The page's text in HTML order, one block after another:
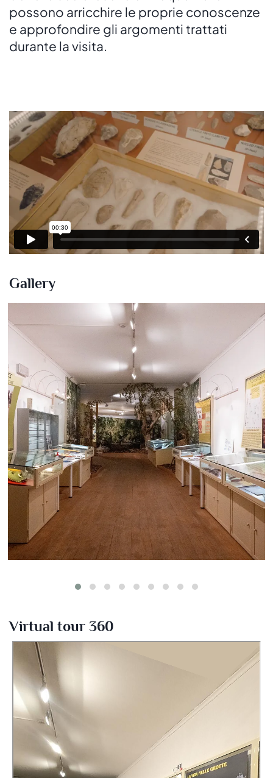
possono arricchire le proprie conoscenze
e approfondire gli argomenti trattati
durante la visita.
Gallery
Virtual tour 360